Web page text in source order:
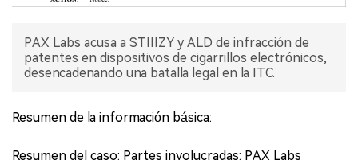
PAX Labs acusa a STIIIZY y ALD de infracción de
patentes en dispositivos de cigarrillos electrónicos,
desencadenando una batalla legal en la ITC.
Resumen de la información básica:
Resumen del caso: Partes involucradas: PAX Labs